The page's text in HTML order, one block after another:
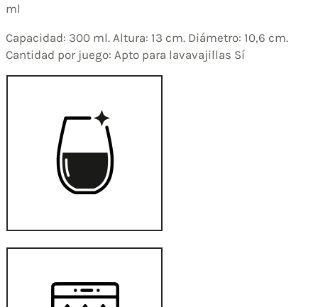
ml
Capacidad: 300 ml. Altura: 13 cm. Diámetro: 10,6 cm.
Cantidad por juego: Apto para lavavajillas Sí